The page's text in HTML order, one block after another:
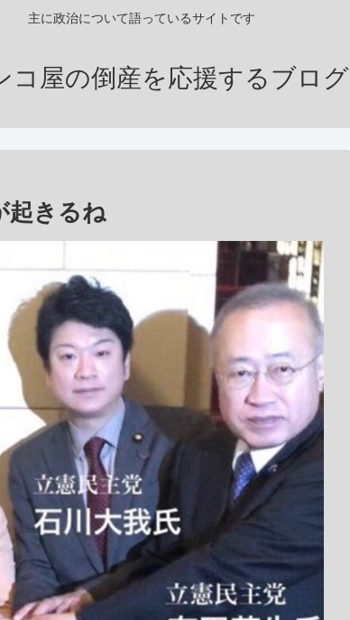
主に政治について語っているサイトです
コ屋の倒産を応援するブログ
起きるね